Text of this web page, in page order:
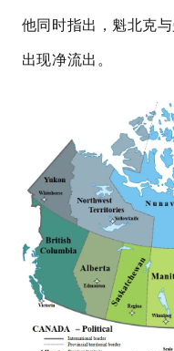
他同时指出，魁北克
出现净流出。